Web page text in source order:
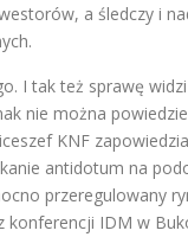
a śledczy i
I tak też sprawę
nie można
KNF
antidotum na
przeregulowany
konferencji IDM w